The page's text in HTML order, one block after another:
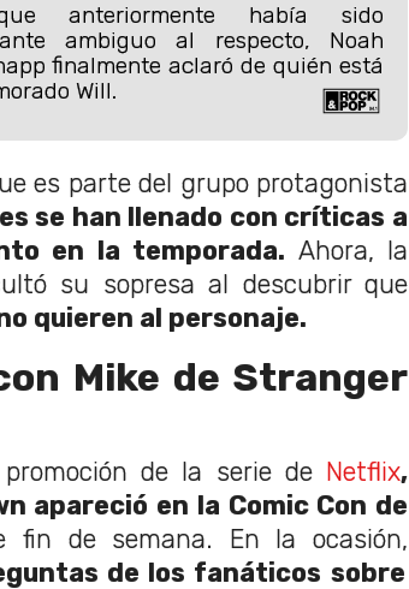
anteriormente había sido
ambiguo al respecto, Noah
finalmente aclaró de quién está
Will.
es parte del grupo protagonista
se han llenado con críticas a
en la temporada. Ahora, la
su sopresa al descubrir que
quieren al personaje.
Mike de Stranger
de la serie de Netflix,
apareció en la Comic Con de
fin de semana. En la ocasión,
de los fanáticos sobre